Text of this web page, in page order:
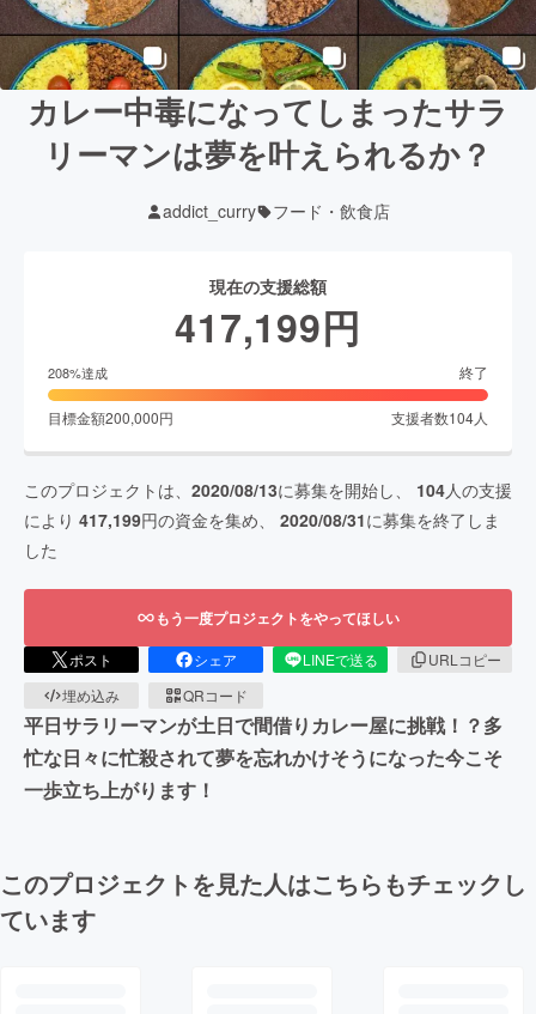
カレー中毒になってしまったサラ
リーマンは夢を叶えられるか？
addict_curry フード・飲食店
現在の支援総額
417,199円
208%達成 終了
目標金額200,000円 支援者数104人
このプロジェクトは、 2020/08/13に募集を開始し、 104人の支援
により 417,199円の資金を集め、 2020/08/31に募集を終了しま
した
もう一度プロジェクトをやってほしい
ポスト シェア LINEで送る
URLコピー
埋め込み
QRコード
平日サラリーマンが土日で間借りカレー屋に挑戦！？多
忙な日々に忙殺されて夢を忘れかけそうになった今こそ
一歩立ち上がります！
このプロジェクトを見た人はこちらもチェックし
ています